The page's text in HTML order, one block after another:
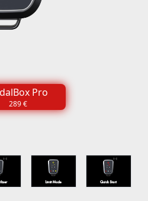
Pro
289 €